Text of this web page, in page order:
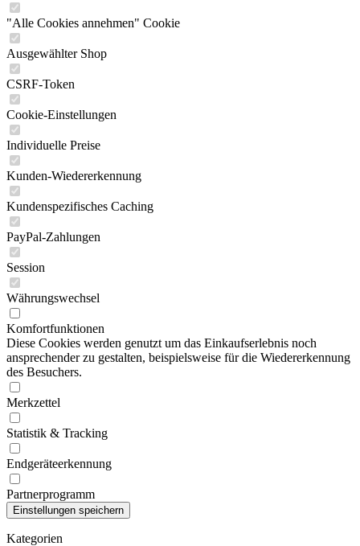
"Alle Cookies annehmen" Cookie
Ausgewählter Shop
CSRF-Token
Cookie-Einstellungen
Individuelle Preise
Kunden-Wiedererkennung
Kundenspezifisches Caching
PayPal-Zahlungen
Session
Währungswechsel
Komfortfunktionen
Diese Cookies werden genutzt um das Einkaufserlebnis noch
ansprechender zu gestalten, beispielsweise für die Wiedererkennung
des Besuchers.
Merkzettel
Statistik & Tracking
Endgeräteerkennung
Partnerprogramm
Kategorien